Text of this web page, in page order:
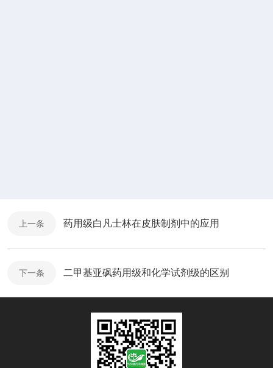
上一条 药用级白凡士林在皮肤制剂中的应用
下一条 二甲基亚砜药用级和化学试剂级的区别